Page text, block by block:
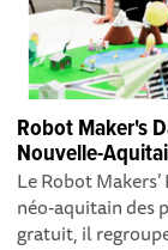
Robot Maker's
Nouvelle-
Le Robot
néo-aquitain des
gratuit, il